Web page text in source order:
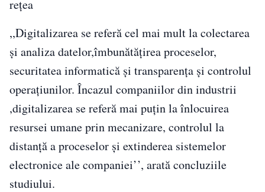
rețea
,,Digitalizarea se referă cel mai mult la colectarea
și analiza datelor,îmbunătățirea proceselor,
securitatea informatică și transparența și controlul
operațiunilor. Încazul companiilor din industrii
,digitalizarea se referă mai puțin la înlocuirea
resursei umane prin mecanizare, controlul la
distanță a proceselor și extinderea sistemelor
electronice ale companiei’’, arată concluziile
studiului.